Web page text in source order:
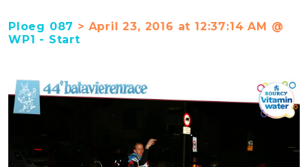
Ploeg 087 > April 23, 2016 at 12:37:14 AM @
WP1 - Start